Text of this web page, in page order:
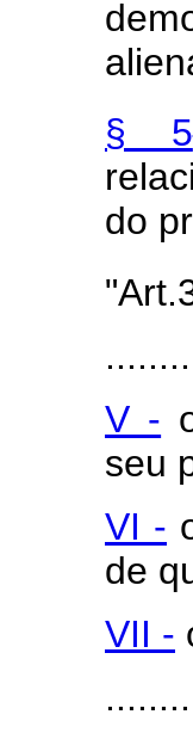
§ 5
do
V -
seu
VI -
de
VII -